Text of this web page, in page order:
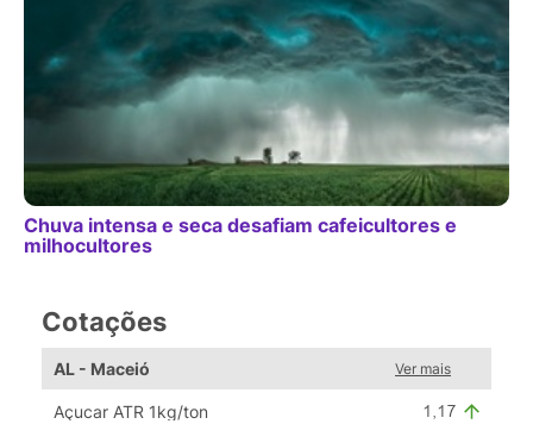
Chuva intensa e seca desafiam cafeicultores e
milhocultores
Cotações
AL - Maceió Ver mais
Açucar ATR 1kg/ton